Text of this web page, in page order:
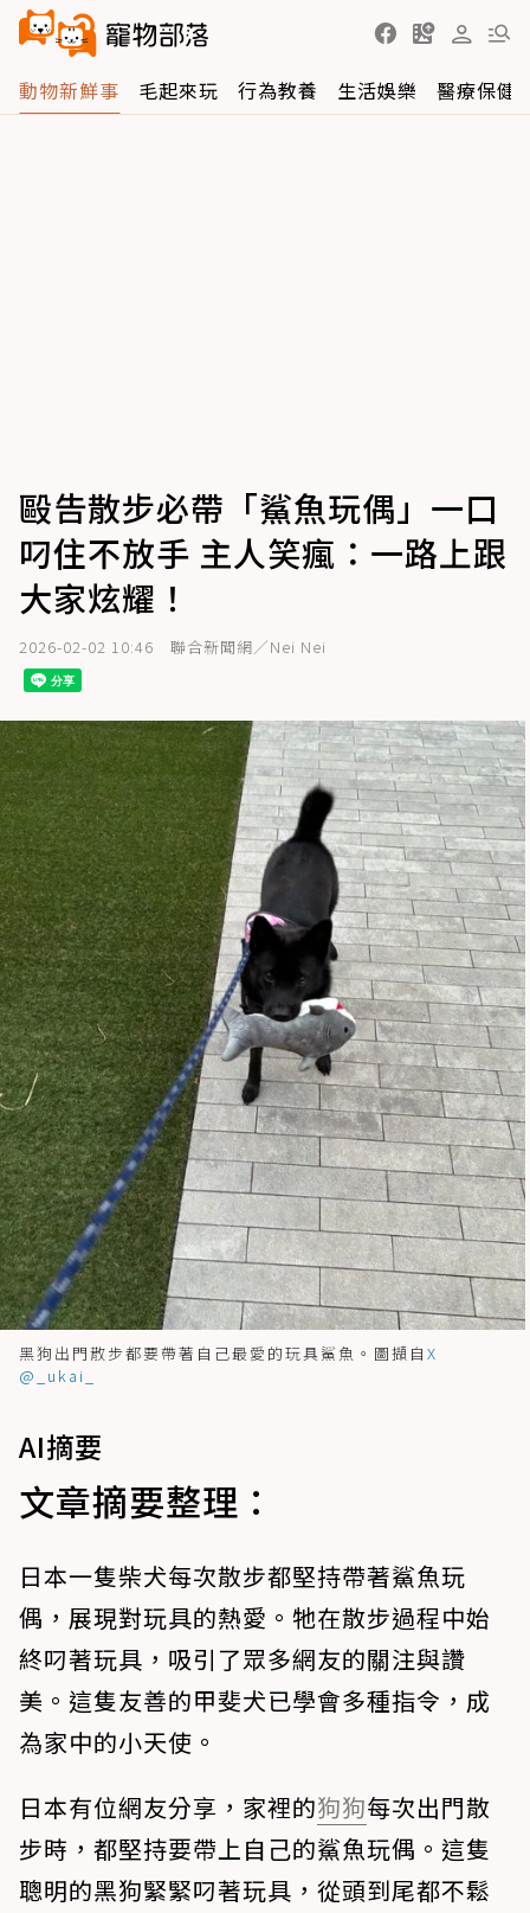
動物新鮮事 毛起來玩 行為教養 生活娛樂 醫療保健
毆告散步必帶「鯊魚玩偶」一口
叼住不放手 主人笑瘋：一路上跟
大家炫耀！
2026-02-02 10:46 聯合新聞網／Nei Nei
黑狗出門散步都要帶著自己最愛的玩具鯊魚。圖擷自 X
@_ukai_
AI摘要
文章摘要整理：
日本一隻柴犬每次散步都堅持帶著鯊魚玩
偶，展現對玩具的熱愛。牠在散步過程中始
終叼著玩具，吸引了眾多網友的關注與讚
美。這隻友善的甲斐犬已學會多種指令，成
為家中的小天使。
日本有位網友分享，家裡的狗狗每次出門散
步時，都堅持要帶上自己的鯊魚玩偶。這隻
聰明的黑狗緊緊叼著玩具，從頭到尾都不鬆